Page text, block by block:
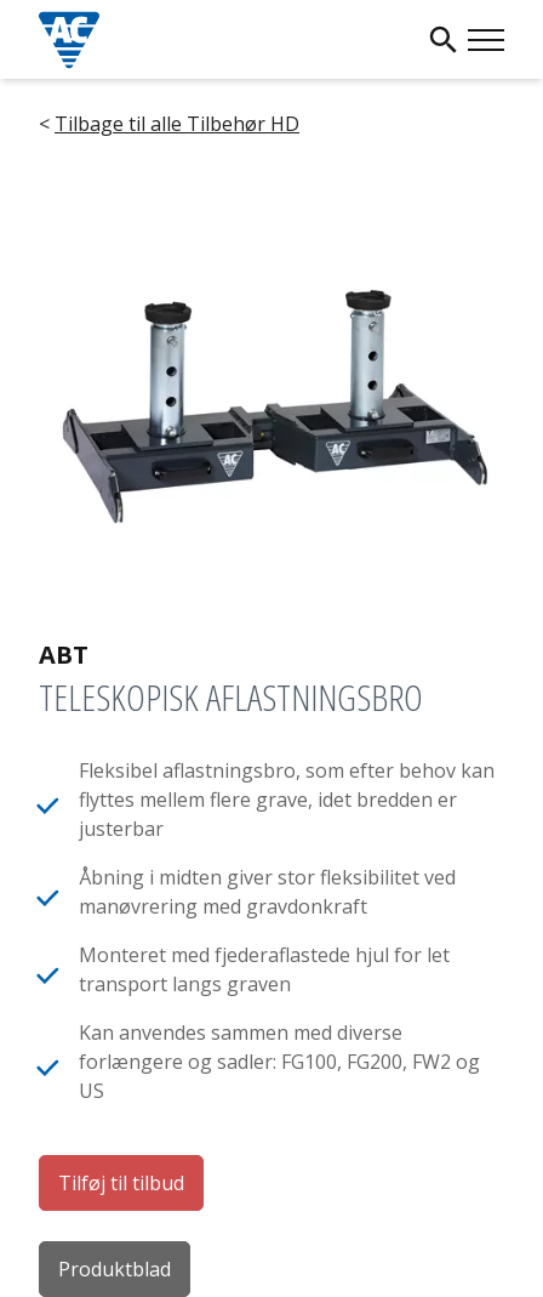
< Tilbage til alle Tilbehør HD
ABT
TELESKOPISK AFLASTNINGSBRO
Fleksibel aflastningsbro, som efter behov kan
flyttes mellem flere grave, idet bredden er
justerbar
Åbning i midten giver stor fleksibilitet ved
manøvrering med gravdonkraft
Monteret med fjederaflastede hjul for let
transport langs graven
Kan anvendes sammen med diverse
forlængere og sadler: FG100, FG200, FW2 og
US
Tilføj til tilbud
Produktblad